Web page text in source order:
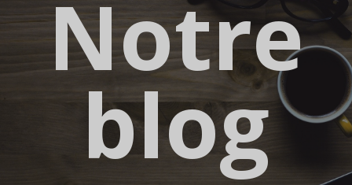
Notre
blog